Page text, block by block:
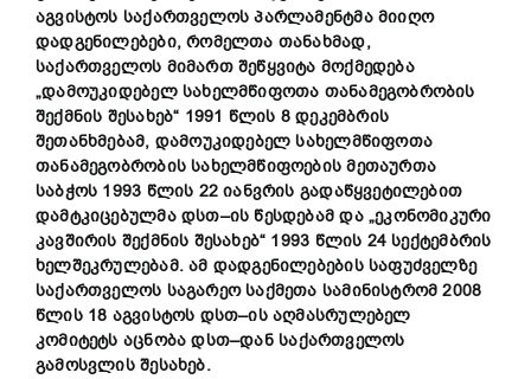
აგვისტოს საქართველოს პარლამენტმა მიიღო
დადგენილებები,რომელთა თანახმად,
საქართველოს მიმართ შეწყვიტა მოქმედება
„დამოუკიდებელ სახელმწიფოთა თანამეგობრობის
შექმნის შესახებ“ 1991 წლის 8დეკემბრის
შეთანხმებამ, დამოუკიდებელ სახელმწიფოთა
თანამეგობრობის სახელმწიფოების მეთაურთა
საბჭოს 1993 წლის 22იანვრის გადაწყვეტილებით
დამტკიცებულმა დსთ–ის წესდებამ და„ეკონომიკური
კავშირის შექმნის შესახებ“ 1993 წლის 24სექტემბრის
ხელშეკრულებამ.ამ დადგენილებების საფუძველზე
საქართველოს საგარეო საქმეთა სამინისტრომ 2008
წლის18 აგვისტოს დსთ–ის აღმასრულებელ
კომიტეტს აცნობა დსთ–დან საქართველოს
გამოსვლის შესახებ.